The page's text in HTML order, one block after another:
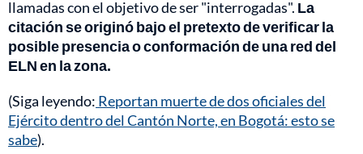
llamadas con el objetivo de ser "interrogadas". La
citación se originó bajo el pretexto de verificar la
posible presencia o conformación de una red del
ELN en la zona.
(Siga leyendo: Reportan muerte de dos oficiales del
Ejército dentro del Cantón Norte, en Bogotá: esto se
sabe).